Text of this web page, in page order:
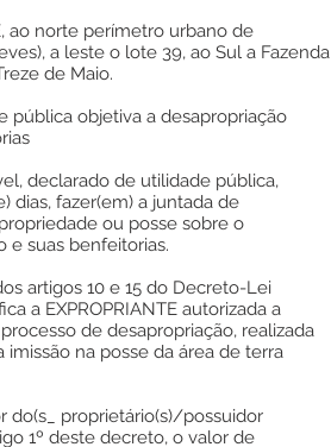
ao norte perímetro urbano de
a leste o lote 39, ao Sul a Fazenda
de Maio.
pública objetiva a desapropriação
declarado de utilidade pública,
dias, fazer(em) a juntada de
ou posse sobre o
e suas benfeitorias.
artigos 10 e 15 do Decreto-Lei
a EXPROPRIANTE autorizada a
de desapropriação, realizada
na posse da área de terra
do(s_ proprietário(s)/possuidor
1º deste decreto, o valor de